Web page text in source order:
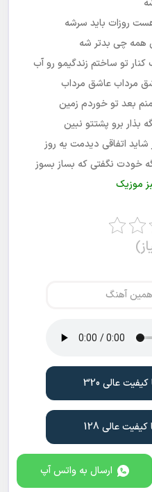
روزات باید سرشه
همه چی بدتر شه
تو ساختم زندگیمو رو آب
مرداب عاشق مرداب
بعد تو خوردم زمین
بذار برو پشتتو نبین
اتفاقی دیدمت یه روز
خودت نگفتی که بساز بسوز
موزیک
آهنگ
عالی 320
عالی 128
ارسال به واتس آپ